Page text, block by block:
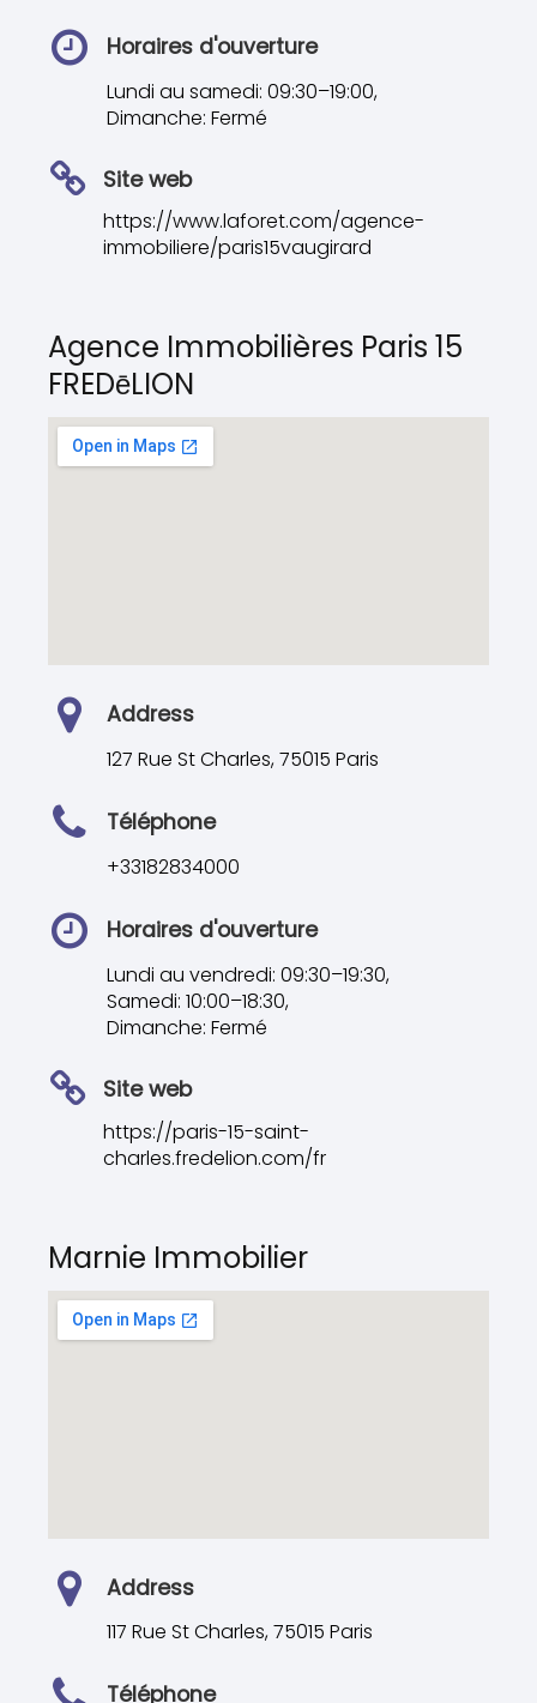
Horaires d'ouverture
Lundi au samedi: 09:30–19:00,
Dimanche: Fermé
Site web
https://www.laforet.com/agence-
immobiliere/paris15vaugirard
Agence Immobilières Paris 15
FREDēLION
Address
127 Rue St Charles, 75015 Paris
Téléphone
+33182834000
Horaires d'ouverture
Lundi au vendredi: 09:30–19:30,
Samedi: 10:00–18:30,
Dimanche: Fermé
Site web
https://paris-15-saint-
charles.fredelion.com/fr
Marnie Immobilier
Address
117 Rue St Charles, 75015 Paris
Téléphone